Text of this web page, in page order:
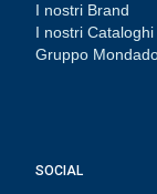
I nostri Brand
I nostri Cataloghi
Gruppo
SOCIAL